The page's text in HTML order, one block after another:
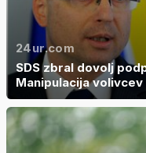
24ur.com
SDS zbral dovolj
Manipulacija volivcev